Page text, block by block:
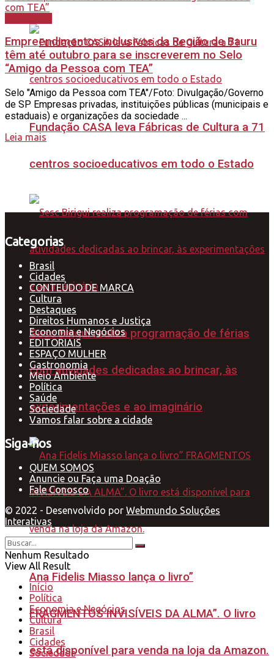
Fundação CASA leva Fábricas de Cultura a 71
centros socioeducativos em todo o Estado
Sesc Birigui realiza programação de férias
com atividades dedicadas ao brincar, às
experimentações e ao imaginário
Ana Fidelis Miasso lança o livro”
FRAGMENTOS INVISÍVEIS DA ALMA”. O livro
está disponível para venda na loja da Amazon.
Empreendimentos inclusivos da Região de Bauru
têm até outubro para se inscreverem no Selo
“Amigo da Pessoa com TEA”
Selo "Amigo da Pessoa com TEA"/Foto: Divulgação/Governo
de SP Empresas privadas, instituições públicas (municipais e
estaduais) e organizações da sociedade ...
Leia mais
Categorias
Brasil
Cidades
CONTEÚDO DE MARCA
Cultura
Destaques
Direitos Humanos e Justiça
Economia e Negócios
EDITORIAIS
ESPAÇO MULHER
Gastronomia
Meio Ambiente
Política
Saúde
Sociedade
Vamos falar sobre a cidade
Siga-nos
QUEM SOMOS
Anuncie ou Faça uma Doação
Fale Conosco
© 2022 - Desenvolvido por Webmundo Soluções
Interativas
Nenhum Resultado
View All Result
Início
Política
Economia e Negócios
Cultura
Brasil
Cidades
Sociedade